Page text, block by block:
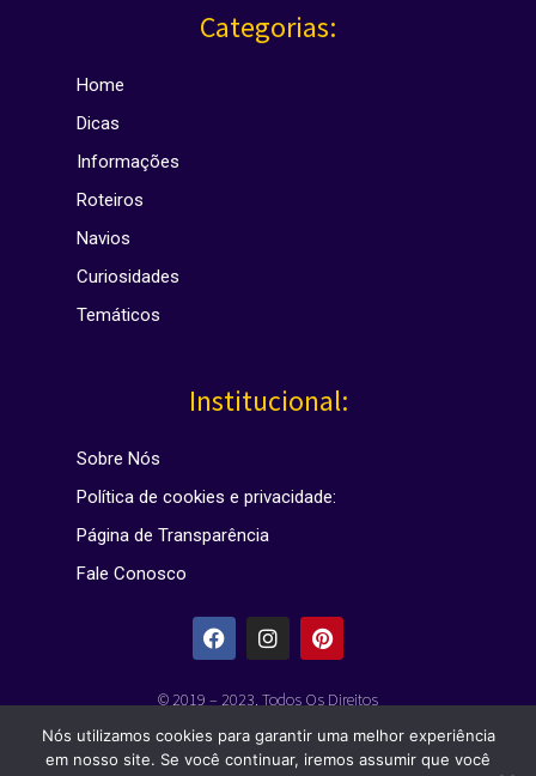
Categorias:
Home
Dicas
Informações
Roteiros
Navios
Curiosidades
Temáticos
Institucional:
Sobre Nós
Política de cookies e privacidade:
Página de Transparência
Fale Conosco
© 2019 – 2023. Todos Os Direitos
– Contato:
Voufazerumcruzeiro@gmail.com
Nós utilizamos cookies para garantir uma melhor experiência
em nosso site. Se você continuar, iremos assumir que você